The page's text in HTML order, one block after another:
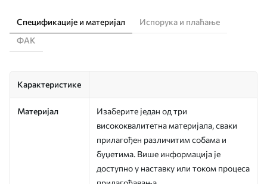
Спецификације и материјал
Испорука и плаћање
ФАК
Карактеристике
Материјал
Изаберите један од три
висококвалитетна материјала, сваки
прилагођен различитим собама и
буџетима. Више информација је
доступно у наставку или током процеса